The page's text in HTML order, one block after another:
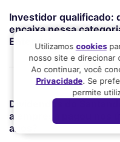
Investidor qualificado:
encaixa nessa
Entenda!
Dividendos do
a empresa pagou nos
anos?
Utilizamos cookies
nosso site e direcionar
Ao continuar, você
Privacidade. Se
permite